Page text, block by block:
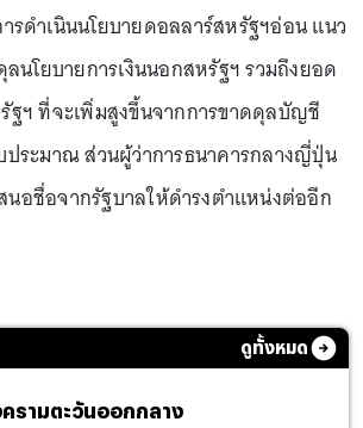
รดำเนินนโยบายดอลลาร์สหรัฐฯอ่อน แนว
นโยบายการเงินนอกสหรัฐฯ รวมถึงยอด
ฯ ที่จะเพิ่มสูงขึ้นจากการขาดดุลบัญชี
ระมาณ ส่วนผู้ว่าการธนาคารกลางญี่ปุ่น
นอชื่อจากรัฐบาลให้ดำรงตำแหน่งต่ออีก
ดูทั้งหมด
รามตะวันออกกลาง